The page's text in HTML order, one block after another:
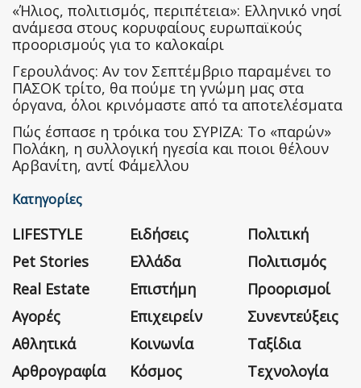
«Ήλιος, πολιτισμός, περιπέτεια»: Ελληνικό νησί
ανάμεσα στους κορυφαίους ευρωπαϊκούς
προορισμούς για το καλοκαίρι
Γερουλάνος: Αν τον Σεπτέμβριο παραμένει το
ΠΑΣΟΚ τρίτο, θα πούμε τη γνώμη μας στα
όργανα, όλοι κρινόμαστε από τα αποτελέσματα
Πώς έσπασε η τρόικα του ΣΥΡΙΖΑ: Το «παρών»
Πολάκη, η συλλογική ηγεσία και ποιοι θέλουν
Αρβανίτη, αντί Φάμελλου
Κατηγορίες
LIFESTYLE
Pet Stories
Real Estate
Αγορές
Αθλητικά
Αρθρογραφία
Ειδήσεις
Ελλάδα
Επιστήμη
Επιχειρείν
Κοινωνία
Κόσμος
Πολιτική
Πολιτισμός
Προορισμοί
Συνεντεύξεις
Ταξίδια
Τεχνολογία